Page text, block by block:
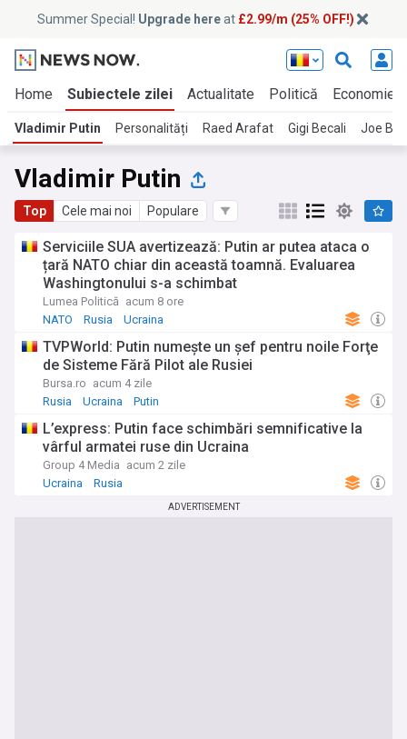
Summer Special! Upgrade hereat £2.99/m (25% OFF!)
Home Subiectele zilei Actualitate Politică Economie
Vladimir Putin Personalități Raed Arafat Gigi Becali Joe
Vladimir Putin
Top Cele mai noi Populare
Serviciile SUA avertizează: Putin ar putea ataca o
țară NATO chiar din această toamnă. Evaluarea
Washingtonului s-a schimbat
Lumea Politică acum 8 ore
NATO
Rusia Ucraina
TVPWorld: Putin numeşte un şef pentru noile Forţe
de Sisteme Fără Pilot ale Rusiei
Bursa.ro acum 4 zile
Rusia
Ucraina Putin
L’express: Putin face schimbări semnificative la
vârful armatei ruse din Ucraina
Group 4 Media acum 2 zile
Ucraina
Rusia
ADVERTISEMENT